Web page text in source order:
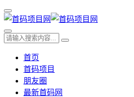
首页
首码项目
朋友圈
最新首码网